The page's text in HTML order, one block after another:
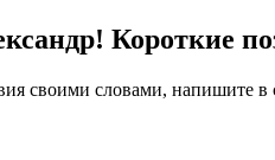
Короткие
своими словами, напишите